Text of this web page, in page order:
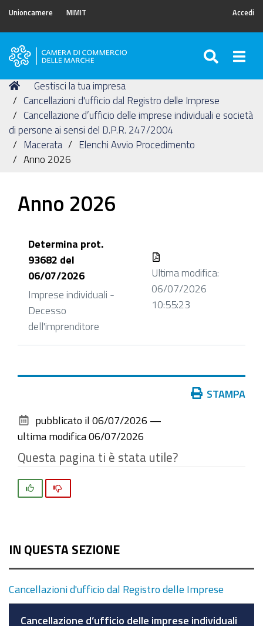
Unioncamere MIMIT Accedi
Camera
Commercio
delle
Marche
Tu
sei
qui:
Home
Gestisci la tua impresa
Cancellazioni d'ufficio dal Registro delle Imprese
Cancellazione d’ufficio delle imprese individuali e società
di persone ai sensi del D.P.R. 247/2004
Macerata
Elenchi Avvio Procedimento
Anno 2026
Anno 2026
Determina prot.
93682 del
06/07/2026
Imprese individuali -
Decesso
dell'imprenditore
Ultima modifica:
06/07/2026
10:55:23
documento
STAMPA
pubblicato il 06/07/2026 —
ultima modifica 06/07/2026
Questa pagina ti è stata utile?
IN QUESTA SEZIONE
Cancellazioni d'ufficio dal Registro delle Imprese
Cancellazione d’ufficio delle imprese individuali